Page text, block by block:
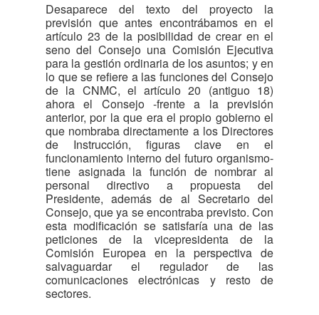
Desaparece del texto del proyecto la
previsión que antes encontrábamos en el
artículo 23 de la posibilidad de crear en el
seno del Consejo una Comisión Ejecutiva
para la gestión ordinaria de los asuntos; y en
lo que se refiere a las funciones del Consejo
de la CNMC, el artículo 20 (antiguo 18)
ahora el Consejo -frente a la previsión
anterior, por la que era el propio gobierno el
que nombraba directamente a los Directores
de Instrucción, figuras clave en el
funcionamiento interno del futuro organismo-
tiene asignada la función de nombrar al
personal directivo a propuesta del
Presidente, además de al Secretario del
Consejo, que ya se encontraba previsto. Con
esta modificación se satisfaría una de las
peticiones de la vicepresidenta de la
Comisión Europea en la perspectiva de
salvaguardar el regulador de las
comunicaciones electrónicas y resto de
sectores.